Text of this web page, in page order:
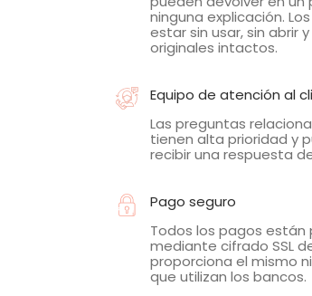
ninguna explicación.
estar sin usar, sin abrir
originales intactos.
Equipo de atención al
Las preguntas
tienen alta prioridad y
recibir una respuesta
Pago seguro
Todos los pagos están
mediante cifrado SSL
proporciona el mismo
que utilizan los bancos.